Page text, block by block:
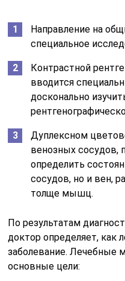
Направление на
специальное
Контрастной
вводится
досконально
Дуплексном
венозных сосудов,
определить
сосудов, но и вен,
толще мышц.
По результатам
доктор определяет, как
заболевание. Лечебные
основные цели: